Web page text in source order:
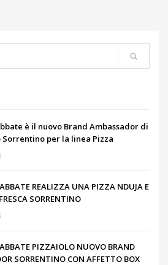
è il nuovo Brand Ambassador di
per la linea Pizza
REALIZZA UNA PIZZA NDUJA E
SORRENTINO
PIZZAIOLO NUOVO BRAND
SORRENTINO CON AFFETTO BOX